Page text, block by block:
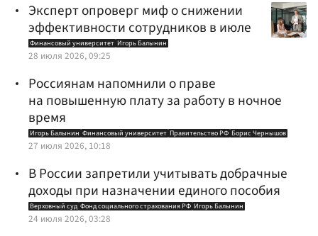
Эксперт опроверг миф о снижении
эффективности сотрудников в июле
Финансовый университет Игорь Балынин
28 июля 2026, 09:25
Россиянам напомнили о праве
на повышенную плату за работу в ночное
время
Игорь Балынин Финансовый университет Правительство РФ Борис Чернышов
27 июля 2026, 10:18
В России запретили учитывать добрачные
доходы при назначении единого пособия
Верховный суд Фонд социального страхования РФ Игорь Балынин
24 июля 2026, 03:28